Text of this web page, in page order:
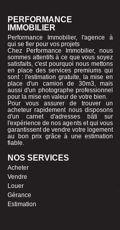
PERFORMANCE
IMMOBILIER
Performance Immobilier, l'agence à
qui se fier pour vos projets
Chez Performance Immobilier, nous
sommes attentifs à ce que vous soyez
satisfaits, c'est pourquoi nous mettons
en place des services premiums qui
sont : l'estimation gratuite, la mise en
place d'un camion de 30m3, mais
aussi d'un photographe professionnel
pour la mise en valeur de votre bien.
Pour vous assurer de trouver un
acheteur rapidement nous disposons
d'un carnet d'adresses bâti sur
l'expérience de nos agents et qui vous
garantissent de vendre votre logement
au bon prix grâce à une estimation
fiable.
NOS SERVICES
Acheter
Vendre
Louer
Gérance
Estimation